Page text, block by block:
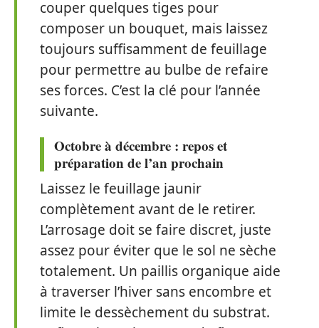
couper quelques tiges pour
composer un bouquet, mais laissez
toujours suffisamment de feuillage
pour permettre au bulbe de refaire
ses forces. C’est la clé pour l’année
suivante.
Octobre à décembre : repos et
préparation de l’an prochain
Laissez le feuillage jaunir
complètement avant de le retirer.
L’arrosage doit se faire discret, juste
assez pour éviter que le sol ne sèche
totalement. Un paillis organique aide
à traverser l’hiver sans encombre et
limite le dessèchement du substrat.